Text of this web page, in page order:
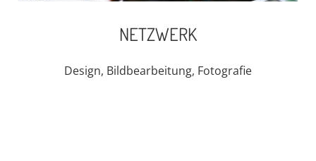
NETZWERK
Design, Bildbearbeitung, Fotografie